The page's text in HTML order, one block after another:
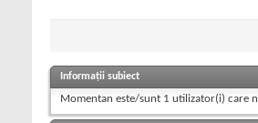
Informații subiect
Momentan este/sunt 1 utilizator(i) care